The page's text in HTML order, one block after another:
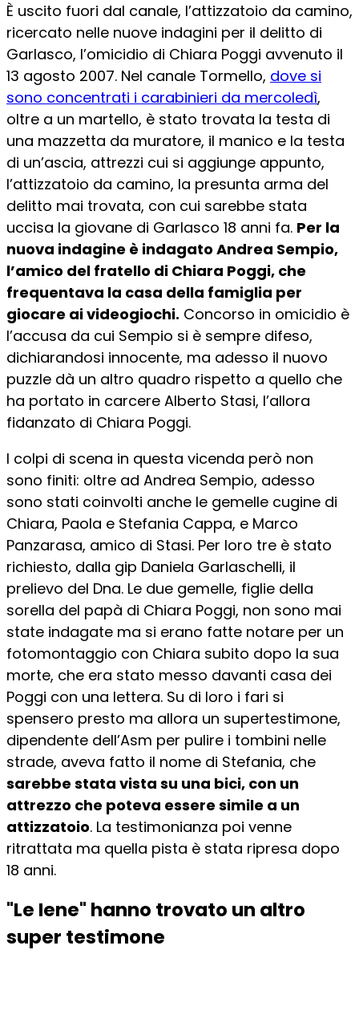
È uscito fuori dal canale, l’attizzatoio da camino,
ricercato nelle nuove indagini per il delitto di
Garlasco, l’omicidio di Chiara Poggi avvenuto il
13 agosto 2007. Nel canale Tormello, dove si
sono concentrati i carabinieri da mercoledì,
oltre a un martello, è stato trovata la testa di
una mazzetta da muratore, il manico e la testa
di un’ascia, attrezzi cui si aggiunge appunto,
l’attizzatoio da camino, la presunta arma del
delitto mai trovata, con cui sarebbe stata
uccisa la giovane di Garlasco 18 anni fa. Per la
nuova indagine è indagato Andrea Sempio,
l’amico del fratello di Chiara Poggi, che
frequentava la casa della famiglia per
giocare ai videogiochi. Concorso in omicidio è
l’accusa da cui Sempio si è sempre difeso,
dichiarandosi innocente, ma adesso il nuovo
puzzle dà un altro quadro rispetto a quello che
ha portato in carcere Alberto Stasi, l’allora
fidanzato di Chiara Poggi.
I colpi di scena in questa vicenda però non
sono finiti: oltre ad Andrea Sempio, adesso
sono stati coinvolti anche le gemelle cugine di
Chiara, Paola e Stefania Cappa, e Marco
Panzarasa, amico di Stasi. Per loro tre è stato
richiesto, dalla gip Daniela Garlaschelli, il
prelievo del Dna. Le due gemelle, figlie della
sorella del papà di Chiara Poggi, non sono mai
state indagate ma si erano fatte notare per un
fotomontaggio con Chiara subito dopo la sua
morte, che era stato messo davanti casa dei
Poggi con una lettera. Su di loro i fari si
spensero presto ma allora un supertestimone,
dipendente dell’Asm per pulire i tombini nelle
strade, aveva fatto il nome di Stefania, che
sarebbe stata vista su una bici, con un
attrezzo che poteva essere simile a un
attizzatoio. La testimonianza poi venne
ritrattata ma quella pista è stata ripresa dopo
18 anni.
"Le Iene" hanno trovato un altro
super testimone